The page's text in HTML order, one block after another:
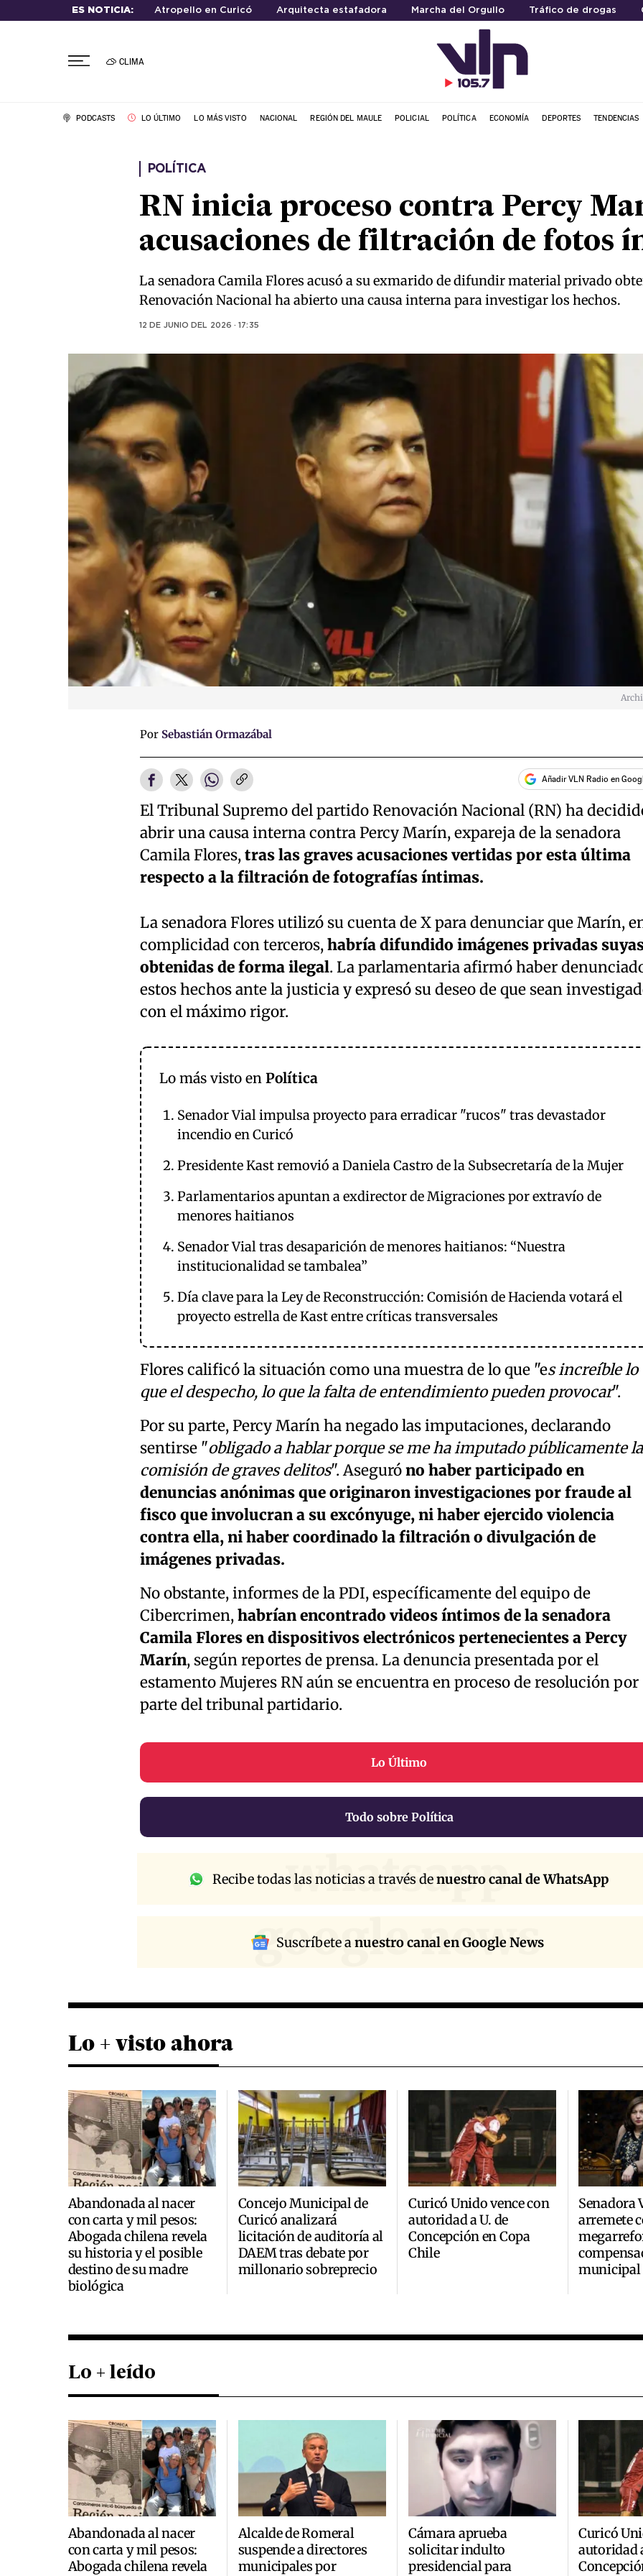
ES NOTICIA: Atropello en Curicó Arquitecta estafadora Marcha del Orgullo Tráfico de drogas
CLIMA
PODCASTS LO ÚLTIMO LO MÁS VISTO NACIONAL REGIÓN DEL MAULE POLICIAL POLÍTICA ECONOMÍA DEPORTES TENDENCIAS
POLÍTICA
RN inicia proceso contra Percy
acusaciones de filtración de fotos
La senadora Camila Flores acusó a su exmarido de difundir material privado
Renovación Nacional ha abierto una causa interna para investigar los hechos.
12 DE JUNIO DEL 2026 · 17:35
Por Sebastián Ormazábal
Añadir VLN Radio en
El Tribunal Supremo del partido Renovación Nacional (RN) ha
abrir una causa interna contra Percy Marín, expareja de la senadora
Camila Flores,tras las graves acusaciones vertidas por esta última
respecto a la filtración de fotografías íntimas.
La senadora Flores utilizó su cuenta de X para denunciar que Marín,
complicidad con terceros,habría difundido imágenes privadas
obtenidas de forma ilegal. La parlamentaria afirmó haber
estos hechos ante la justicia y expresó su deseo de que sean
con el máximo rigor.
Lo más visto en Política
Senador Vial impulsa proyecto para erradicar "rucos" tras devastador
incendio en Curicó
Presidente Kast removió a Daniela Castro de la Subsecretaría de la Mujer
Parlamentarios apuntan a exdirector de Migraciones por extravío de
menores haitianos
Senador Vial tras desaparición de menores haitianos: “Nuestra
institucionalidad se tambalea”
Día clave para la Ley de Reconstrucción: Comisión de Hacienda votará el
proyecto estrella de Kast entre críticas transversales
Flores calificó la situación como una muestra de lo que "es increíble lo
que el despecho, lo que la falta de entendimiento pueden provocar".
Por su parte, Percy Marín ha negado las imputaciones, declarando
sentirse "obligado a hablar porque se me ha imputado públicamente la
comisión de graves delitos". Aseguróno haber participado en
denuncias anónimas que originaron investigaciones por fraude al
fisco que involucran a su excónyuge, ni haber ejercido violencia
contra ella, ni haber coordinado la filtración o divulgación de
imágenes privadas.
No obstante, informes de la PDI, específicamente del equipo de
Cibercrimen,habrían encontrado videos íntimos de la senadora
Camila Flores en dispositivos electrónicos pertenecientes a Percy
Marín, según reportes de prensa. La denuncia presentada por el
estamento Mujeres RN aún se encuentra en proceso de resolución por
parte del tribunal partidario.
Lo Último
Todo sobre Política
whatsapp
Recibe todas las noticias a través denuestro canal de WhatsApp
google news
Suscríbete anuestro canal en Google News
Lo + visto ahora
Abandonada al nacer
con carta y mil pesos:
Abogada chilena revela
su historia y el posible
destino de su madre
biológica
Concejo Municipal de
Curicó analizará
licitación de auditoría al
DAEM tras debate por
millonario sobreprecio
Curicó Unido vence con
autoridad a U. de
Concepción en Copa
Chile
Senadora
arremete
municipal
Lo + leído
Abandonada al nacer
con carta y mil pesos:
Abogada chilena revela
Alcalde de Romeral
suspende a directores
municipales por
Cámara aprueba
solicitar indulto
presidencial para
Curicó
autoridad